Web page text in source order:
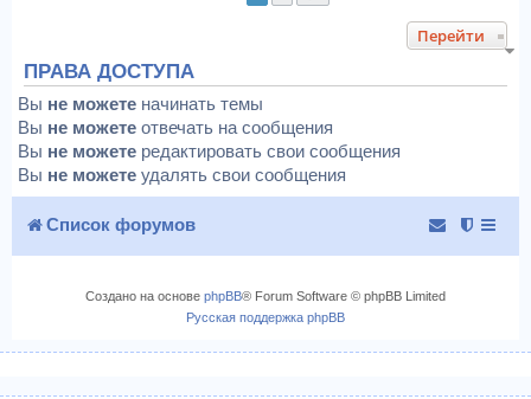
Перейти
ПРАВА ДОСТУПА
Вы не можете начинать темы
Вы не можете отвечать на сообщения
Вы не можете редактировать свои сообщения
Вы не можете удалять свои сообщения
Список форумов
Создано на основе phpBB® Forum Software © phpBB Limited
Русская поддержка phpBB